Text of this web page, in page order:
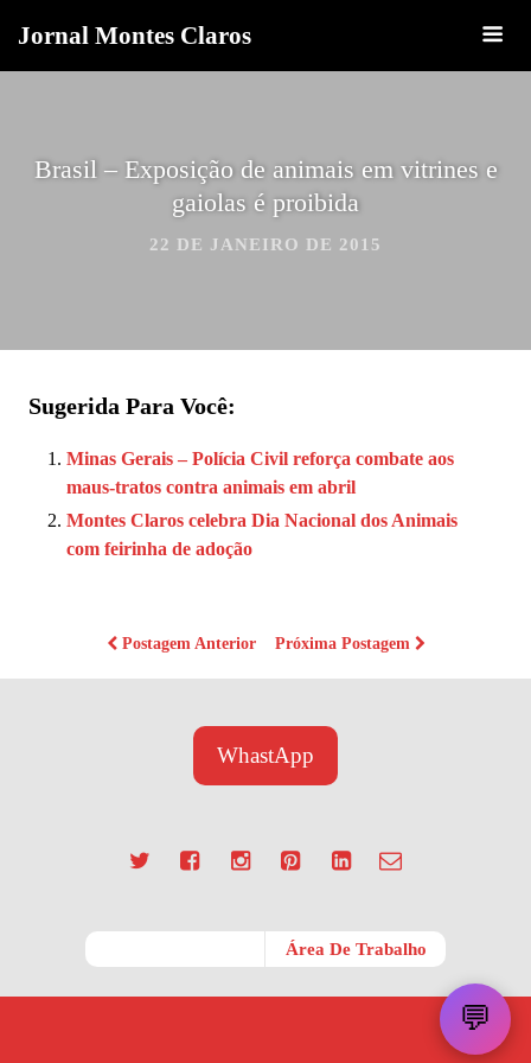
Jornal Montes Claros
Brasil – Exposição de animais em vitrines e
gaiolas é proibida
22 DE JANEIRO DE 2015
Sugerida Para Você:
Minas Gerais – Polícia Civil reforça combate aos
maus-tratos contra animais em abril
Montes Claros celebra Dia Nacional dos Animais
com feirinha de adoção
Postagem Anterior Próxima Postagem
WhastApp
💬
Área De Trabalho